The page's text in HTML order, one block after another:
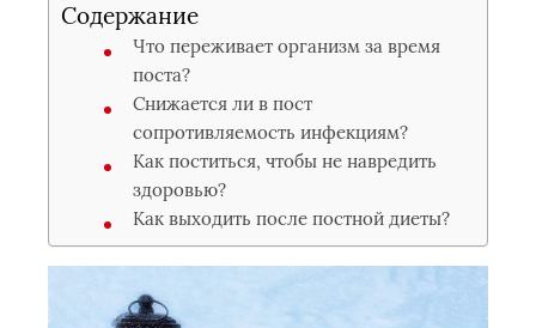
Содержание
Что переживает организм за время
поста?
Снижается ли в пост
сопротивляемость инфекциям?
Как поститься, чтобы не навредить
здоровью?
Как выходить после постной диеты?